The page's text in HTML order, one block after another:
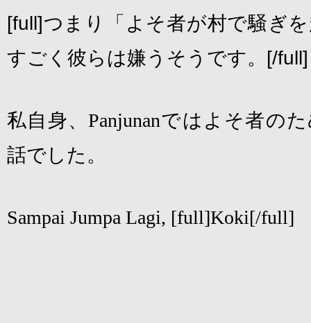
[full]つまり「よそ者が村で騒ぎ
すごく彼らは嫌うそうです。[/full]
私自身、 Panjunanではよそ者の
話でした。
Sampai Jumpa Lagi, [full]Koki[/full]